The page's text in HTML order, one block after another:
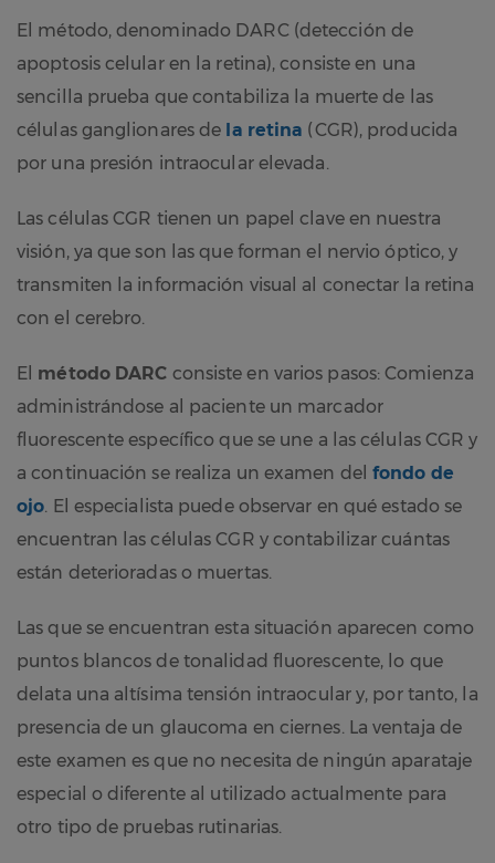
El método, denominado DARC (detección de
apoptosis celular en la retina), consiste en una
sencilla prueba que contabiliza la muerte de las
células ganglionares de la retina (CGR), producida
por una presión intraocular elevada.
Las células CGR tienen un papel clave en nuestra
visión, ya que son las que forman el nervio óptico, y
transmiten la información visual al conectar la retina
con el cerebro.
El método DARC consiste en varios pasos: Comienza
administrándose al paciente un marcador
fluorescente específico que se une a las células CGR y
a continuación se realiza un examen delfondo de
ojo. El especialista puede observar en qué estado se
encuentran las células CGR y contabilizar cuántas
están deterioradas o muertas.
Las que se encuentran esta situación aparecen como
puntos blancos de tonalidad fluorescente, lo que
delata una altísima tensión intraocular y, por tanto, la
presencia de un glaucoma en ciernes. La ventaja de
este examen es que no necesita de ningún aparataje
especial o diferente al utilizado actualmente para
otro tipo de pruebas rutinarias.